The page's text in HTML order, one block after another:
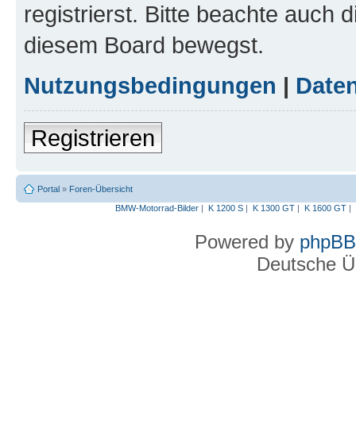
registrierst. Bitte beachte auch
diesem Board bewegst.
Nutzungsbedingungen |
Registrieren
Portal » Foren-Übersicht
BMW-Motorrad-Bilder| K 1200 S| K 1300 GT| K 1600 GT|
Powered by phpBB
Deutsche